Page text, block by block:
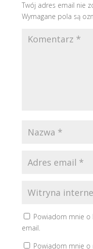
Twój adres email nie
Wymagane pola są
Powiadom mnie o
email.
Powiadom mnie o